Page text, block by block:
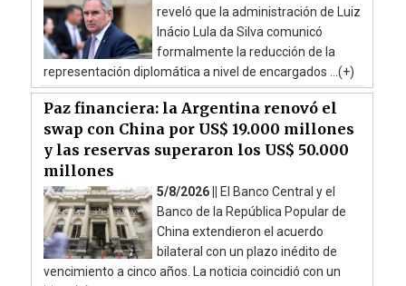
reveló que la administración de Luiz
Inácio Lula da Silva comunicó
formalmente la reducción de la
representación diplomática a nivel de encargados ...(+)
Paz financiera: la Argentina renovó el
swap con China por US$ 19.000 millones
y las reservas superaron los US$ 50.000
millones
5/8/2026 || El Banco Central y el
Banco de la República Popular de
China extendieron el acuerdo
bilateral con un plazo inédito de
vencimiento a cinco años. La noticia coincidió con un